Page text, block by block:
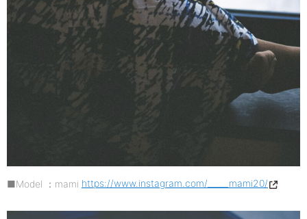
■Model ：mami https://www.instagram.com/_____mami20/